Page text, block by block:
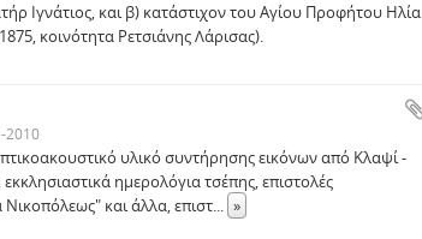
Ιγνάτιος, και β) κατάστιχον του Αγίου Προφήτου Ηλία
κοινότητα Ρετσιάνης Λάρισας).
2010
υλικό συντήρησης εικόνων από Κλαψί -
ημερολόγια τσέπης, επιστολές
και άλλα, επιστ... »